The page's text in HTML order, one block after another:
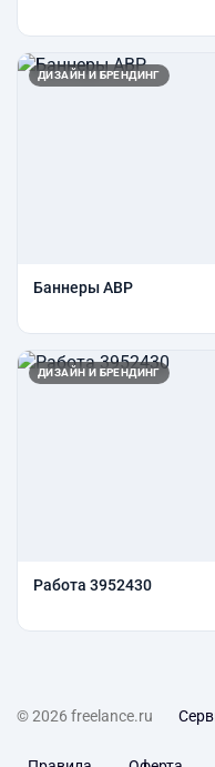
ДИЗАЙН И БРЕНДИНГ
Баннеры ABP
ДИЗАЙН И БРЕНДИНГ
Работа 3952430
© 2026 freelance.ru